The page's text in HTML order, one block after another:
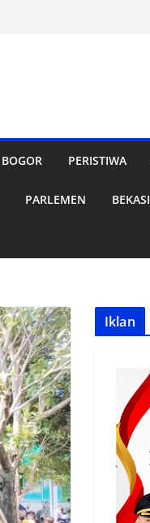
BOGOR PERISTIWA
PARLEMEN BEKASI
Iklan